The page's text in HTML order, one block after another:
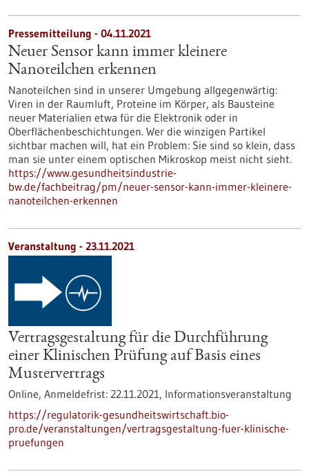
Pressemitteilung - 04.11.2021
Neuer Sensor kann immer kleinere
Nanoteilchen erkennen
Nanoteilchen sind in unserer Umgebung allgegenwärtig:
Viren in der Raumluft, Proteine im Körper, als Bausteine
neuer Materialien etwa für die Elektronik oder in
Oberflächenbeschichtungen. Wer die winzigen Partikel
sichtbar machen will, hat ein Problem: Sie sind so klein, dass
man sie unter einem optischen Mikroskop meist nicht sieht.
https://www.gesundheitsindustrie-
bw.de/fachbeitrag/pm/neuer-sensor-kann-immer-kleinere-
nanoteilchen-erkennen
Veranstaltung - 23.11.2021
Vertragsgestaltung für die Durchführung
einer Klinischen Prüfung auf Basis eines
Mustervertrags
Online, Anmeldefrist: 22.11.2021, Informationsveranstaltung
https://regulatorik-gesundheitswirtschaft.bio-
pro.de/veranstaltungen/vertragsgestaltung-fuer-klinische-
pruefungen